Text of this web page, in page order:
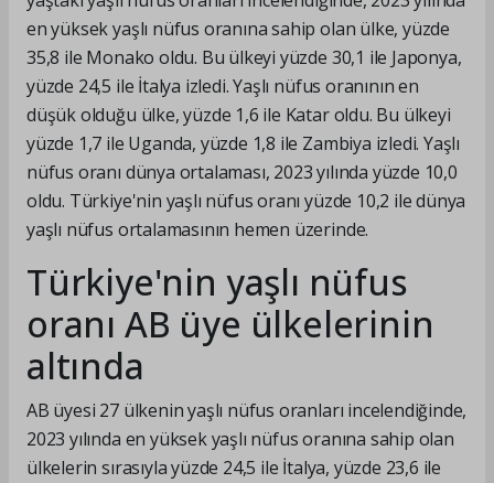
en yüksek yaşlı nüfus oranına sahip olan ülke, yüzde
35,8 ile Monako oldu. Bu ülkeyi yüzde 30,1 ile Japonya,
yüzde 24,5 ile İtalya izledi. Yaşlı nüfus oranının en
düşük olduğu ülke, yüzde 1,6 ile Katar oldu. Bu ülkeyi
yüzde 1,7 ile Uganda, yüzde 1,8 ile Zambiya izledi. Yaşlı
nüfus oranı dünya ortalaması, 2023 yılında yüzde 10,0
oldu. Türkiye'nin yaşlı nüfus oranı yüzde 10,2 ile dünya
yaşlı nüfus ortalamasının hemen üzerinde.
Türkiye'nin yaşlı nüfus
oranı AB üye ülkelerinin
altında
AB üyesi 27 ülkenin yaşlı nüfus oranları incelendiğinde,
2023 yılında en yüksek yaşlı nüfus oranına sahip olan
ülkelerin sırasıyla yüzde 24,5 ile İtalya, yüzde 23,6 ile